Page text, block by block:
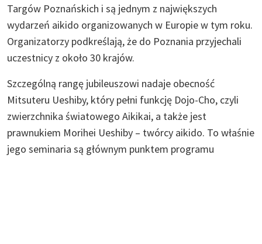
Targów Poznańskich i są jednym z największych
wydarzeń aikido organizowanych w Europie w tym roku.
Organizatorzy podkreślają, że do Poznania przyjechali
uczestnicy z około 30 krajów.
Szczególną rangę jubileuszowi nadaje obecność
Mitsuteru Ueshiby, który pełni funkcję Dojo-Cho, czyli
zwierzchnika światowego Aikikai, a także jest
prawnukiem Morihei Ueshiby – twórcy aikido. To właśnie
jego seminaria są głównym punktem programu